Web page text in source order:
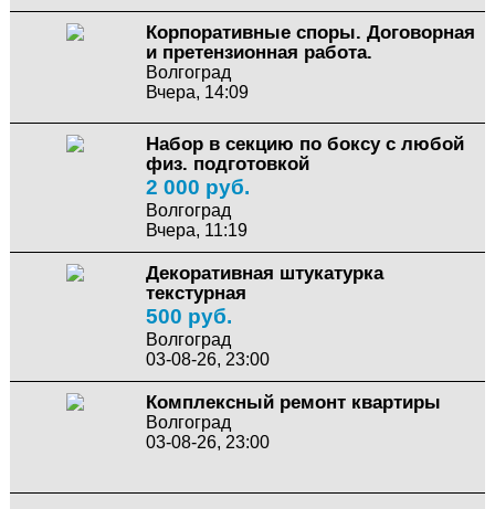
Корпоративные споры. Договорная
и претензионная работа.
Волгоград
Вчера, 14:09
Набор в секцию по боксу с любой
физ. подготовкой
2 000 руб.
Волгоград
Вчера, 11:19
Декоративная штукатурка
текстурная
500 руб.
Волгоград
03-08-26, 23:00
Комплексный ремонт квартиры
Волгоград
03-08-26, 23:00